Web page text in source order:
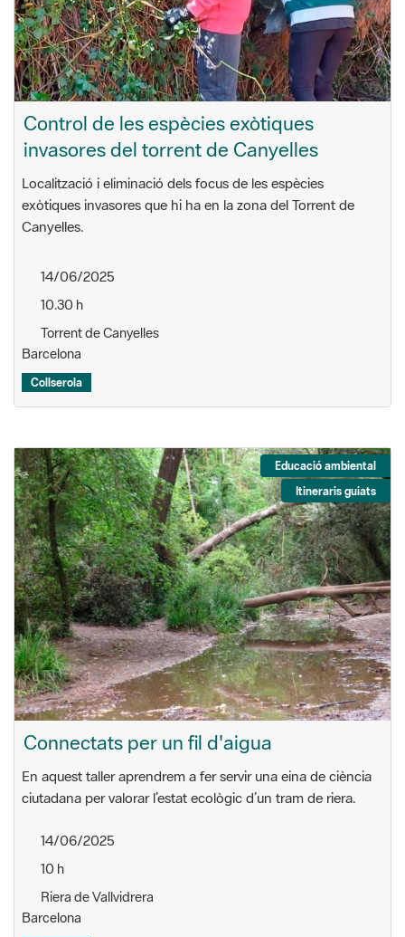
Control de les espècies exòtiques
invasores del torrent de Canyelles
Localització i eliminació dels focus de les espècies
exòtiques invasores que hi ha en la zona del Torrent de
Canyelles.
14/06/2025
10.30 h
Torrent de Canyelles
Barcelona
Collserola
Educació ambiental
Itineraris guiats
Connectats per un fil d'aigua
En aquest taller aprendrem a fer servir una eina de ciència
ciutadana per valorar l’estat ecològic d’un tram de riera.
14/06/2025
10 h
Riera de Vallvidrera
Barcelona